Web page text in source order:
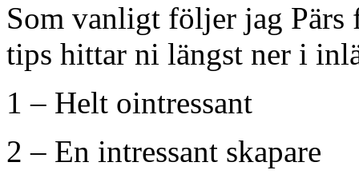
Som vanligt följer jag Pärs
tips hittar ni längst ner i
1 – Helt ointressant
2 – En intressant skapare